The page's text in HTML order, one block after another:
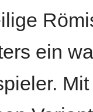
ein